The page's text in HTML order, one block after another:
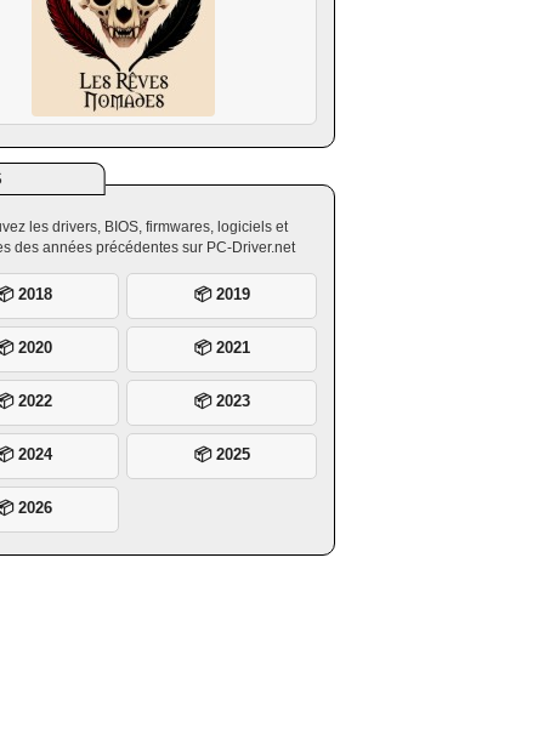
les drivers, BIOS, firmwares, logiciels et
des années précédentes sur PC-Driver.net
2018 📦 2019
2020 📦 2021
2022 📦 2023
2024 📦 2025
2026